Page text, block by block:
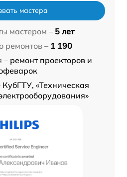
мастера
мастером – 5 лет
ремонтов – 1 190
– ремонт проекторов и
КубГТУ, «Техническая